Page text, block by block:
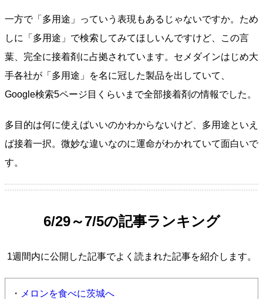
一方で「多用途」っていう表現もあるじゃないですか。ため
しに「多用途」で検索してみてほしいんですけど、この言
葉、完全に接着剤に占拠されています。セメダインはじめ大
手各社が「多用途」を名に冠した製品を出していて、
Google検索5ページ目くらいまで全部接着剤の情報でした。
多目的は何に使えばいいのかわからないけど、多用途といえ
ば接着一択。微妙な違いなのに運命がわかれていて面白いで
す。
6/29～7/5の記事ランキング
1週間内に公開した記事でよく読まれた記事を紹介します。
・ メロンを食べに茨城へ